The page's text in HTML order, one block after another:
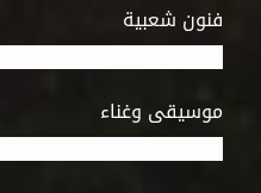
فنون شعبية
موسيقى وغناء